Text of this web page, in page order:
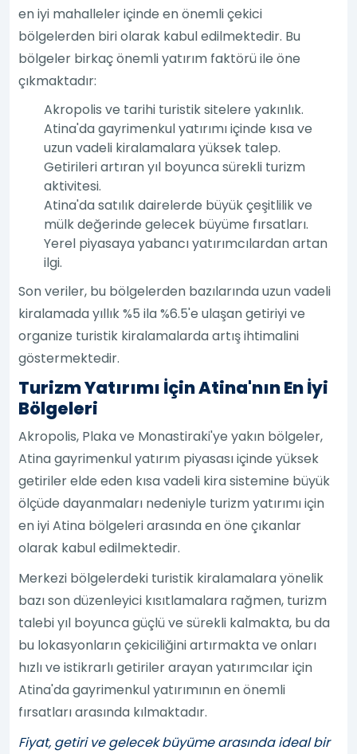
en iyi mahalleler içinde en önemli çekici
bölgelerden biri olarak kabul edilmektedir. Bu
bölgeler birkaç önemli yatırım faktörü ile öne
çıkmaktadır:
Akropolis ve tarihi turistik sitelere yakınlık.
Atina'da gayrimenkul yatırımı içinde kısa ve
uzun vadeli kiralamalara yüksek talep.
Getirileri artıran yıl boyunca sürekli turizm
aktivitesi.
Atina'da satılık dairelerde büyük çeşitlilik ve
mülk değerinde gelecek büyüme fırsatları.
Yerel piyasaya yabancı yatırımcılardan artan
ilgi.
Son veriler, bu bölgelerden bazılarında uzun vadeli
kiralamada yıllık %5 ila %6.5'e ulaşan getiriyi ve
organize turistik kiralamalarda artış ihtimalini
göstermektedir.
Turizm Yatırımı İçin Atina'nın En İyi
Bölgeleri
Akropolis, Plaka ve Monastiraki'ye yakın bölgeler,
Atina gayrimenkul yatırım piyasası içinde yüksek
getiriler elde eden kısa vadeli kira sistemine büyük
ölçüde dayanmaları nedeniyle turizm yatırımı için
en iyi Atina bölgeleri arasında en öne çıkanlar
olarak kabul edilmektedir.
Merkezi bölgelerdeki turistik kiralamalara yönelik
bazı son düzenleyici kısıtlamalara rağmen, turizm
talebi yıl boyunca güçlü ve sürekli kalmakta, bu da
bu lokasyonların çekiciliğini artırmakta ve onları
hızlı ve istikrarlı getiriler arayan yatırımcılar için
Atina'da gayrimenkul yatırımının en önemli
fırsatları arasında kılmaktadır.
Fiyat, getiri ve gelecek büyüme arasında ideal bir